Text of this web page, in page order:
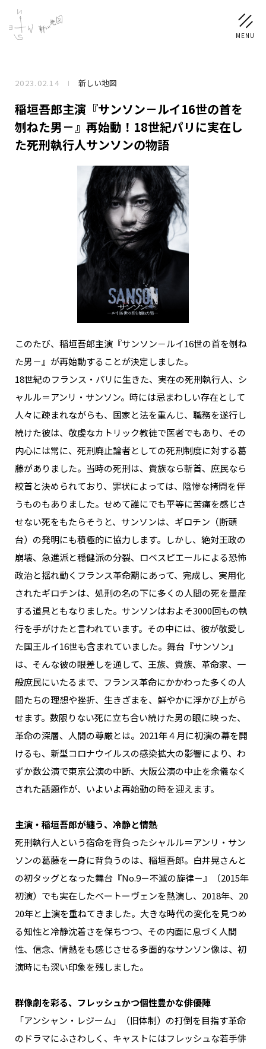
NEWS
SCHEDULE
草彅 剛 香取 慎吾
DISCOGRAPHY
CHIZUSHOP
NAKAMA入会
FAQ
お問い合わせ
メールマガジン登録/解除
2023.02.14 新しい地図
稲垣吾郎主演『サンソン－ルイ16世の首を
刎ねた男－』再始動！18世紀パリに実在し
た死刑執行人サンソンの物語
このたび、稲垣吾郎主演『サンソン－ルイ16世の首を刎ね
た男－』が再始動することが決定しました。
18世紀のフランス・パリに生きた、実在の死刑執行人、シ
ャルル＝アンリ・サンソン。時には忌まわしい存在として
人々に疎まれながらも、国家と法を重んじ、職務を遂行し
続けた彼は、敬虔なカトリック教徒で医者でもあり、その
内心には常に、死刑廃止論者としての死刑制度に対する葛
藤がありました。当時の死刑は、貴族なら斬首、庶民なら
絞首と決められており、罪状によっては、陰惨な拷問を伴
うものもありました。せめて誰にでも平等に苦痛を感じさ
せない死をもたらそうと、サンソンは、ギロチン（断頭
台）の発明にも積極的に協力します。しかし、絶対王政の
崩壊、急進派と穏健派の分裂、ロベスピエールによる恐怖
政治と揺れ動くフランス革命期にあって、完成し、実用化
されたギロチンは、処刑の名の下に多くの人間の死を量産
する道具ともなりました。サンソンはおよそ3000回もの執
行を手がけたと言われています。その中には、彼が敬愛し
た国王ルイ16世も含まれていました。舞台『サンソン』
は、そんな彼の眼差しを通して、王族、貴族、革命家、一
般庶民にいたるまで、フランス革命にかかわった多くの人
間たちの理想や挫折、生きざまを、鮮やかに浮かび上がら
せます。数限りない死に立ち合い続けた男の眼に映った、
革命の深層、人間の尊厳とは。2021年４月に初演の幕を開
けるも、新型コロナウイルスの感染拡大の影響により、わ
ずか数公演で東京公演の中断、大阪公演の中止を余儀なく
された話題作が、いよいよ再始動の時を迎えます。
主演・稲垣吾郎が纏う、冷静と情熱
死刑執行人という宿命を背負ったシャルル＝アンリ・サン
ソンの葛藤を一身に背負うのは、稲垣吾郎。白井晃さんと
の初タッグとなった舞台『No.9－不滅の旋律－』（2015年
初演）でも実在したベートーヴェンを熱演し、2018年、20
20年と上演を重ねてきました。大きな時代の変化を見つめ
る知性と冷静沈着さを保ちつつ、その内面に息づく人間
性、信念、情熱をも感じさせる多面的なサンソン像は、初
演時にも深い印象を残しました。
群像劇を彩る、フレッシュかつ個性豊かな俳優陣
「アンシャン・レジーム」（旧体制）の打倒を目指す革命
のドラマにふさわしく、キャストにはフレッシュな若手俳